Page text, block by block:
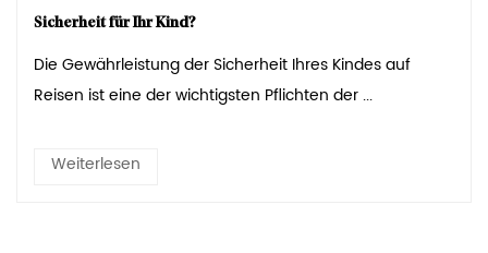
Sicherheit für Ihr Kind?
Die Gewährleistung der Sicherheit Ihres Kindes auf
Reisen ist eine der wichtigsten Pflichten der ...
Weiterlesen